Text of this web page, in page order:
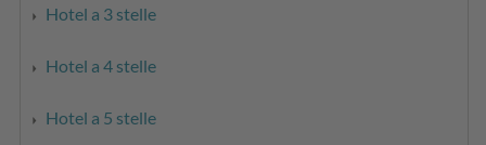
Hotel a 3 stelle
Hotel a 4 stelle
Hotel a 5 stelle